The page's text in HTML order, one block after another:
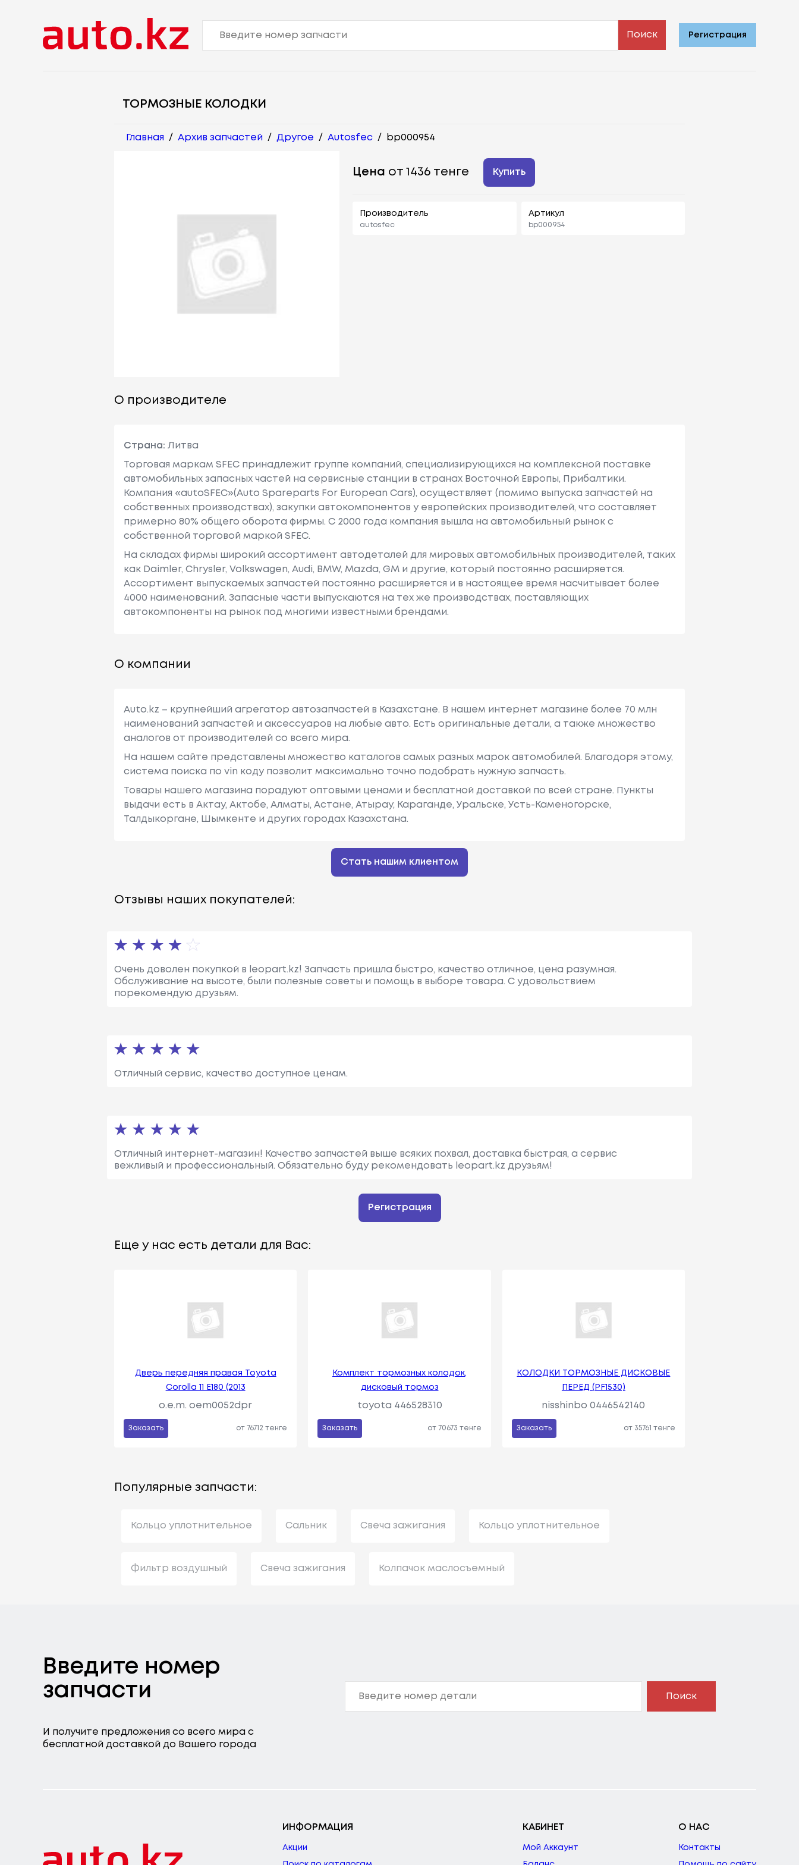
Поиск Регистрация
ТОРМОЗНЫЕ КОЛОДКИ
Главная / Архив запчастей / Другое / Autosfec / bp000954
Цена от 1436 тенге Купить
Производитель
autosfec
Артикул
bp000954
О производителе
Страна: Литва
Торговая маркам SFEC принадлежит группе компаний, специализирующихся на комплексной поставке
автомобильных запасных частей на сервисные станции в странах Восточной Европы, Прибалтики.
Компания «autoSFEC»(Auto Spareparts For European Cars), осуществляет (помимо выпуска запчастей на
собственных производствах), закупки автокомпонентов у европейских производителей, что составляет
примерно 80% общего оборота фирмы. С 2000 года компания вышла на автомобильный рынок с
собственной торговой маркой SFEC.
На складах фирмы широкий ассортимент автодеталей для мировых автомобильных производителей, таких
как Daimler, Chrysler, Volkswagen, Audi, BMW, Mazda, GM и другие, который постоянно расширяется.
Ассортимент выпускаемых запчастей постоянно расширяется и в настоящее время насчитывает более
4000 наименований. Запасные части выпускаются на тех же производствах, поставляющих
автокомпоненты на рынок под многими известными брендами.
О компании
Auto.kz – крупнейший агрегатор автозапчастей в Казахстане. В нашем интернет магазине более 70 млн
наименований запчастей и аксессуаров на любые авто. Есть оригинальные детали, а также множество
аналогов от производителей со всего мира.
На нашем сайте представлены множество каталогов самых разных марок автомобилей. Благодоря этому,
система поиска по vin коду позволит максимально точно подобрать нужную запчасть.
Товары нашего магазина порадуют оптовыми ценами и бесплатной доставкой по всей стране. Пункты
выдачи есть в Актау, Актобе, Алматы, Астане, Атырау, Караганде, Уральске, Усть-Каменогорске,
Талдыкоргане, Шымкенте и других городах Казахстана.
Стать нашим клиентом
Отзывы наших покупателей:
Очень доволен покупкой в leopart.kz! Запчасть пришла быстро, качество отличное, цена разумная.
Обслуживание на высоте, были полезные советы и помощь в выборе товара. С удовольствием
порекомендую друзьям.
Отличный сервис, качество доступное ценам.
Отличный интернет-магазин! Качество запчастей выше всяких похвал, доставка быстрая, а сервис
вежливый и профессиональный. Обязательно буду рекомендовать leopart.kz друзьям!
Регистрация
Еще у нас есть детали для Вас:
Дверь передняя правая Toyota
Corolla 11 E180 (2013
o.e.m. oem0052dpr
Заказать от 76712 тенге
Комплект тормозных колодок,
дисковый тормоз
toyota 446528310
Заказать от 70673 тенге
КОЛОДКИ ТОРМОЗНЫЕ ДИСКОВЫЕ
ПЕРЕД (PF1530)
nisshinbo 0446542140
Заказать от 35761 тенге
Популярные запчасти:
Кольцо уплотнительное Сальник Свеча зажигания Кольцо уплотнительное
Фильтр воздушный Свеча зажигания Колпачок маслосъемный
Введите номер
запчасти
И получите предложения со всего мира с
бесплатной доставкой до Вашего города
Поиск
ИНФОРМАЦИЯ
Акции
КАБИНЕТ
Мой Аккаунт
О НАС
Контакты